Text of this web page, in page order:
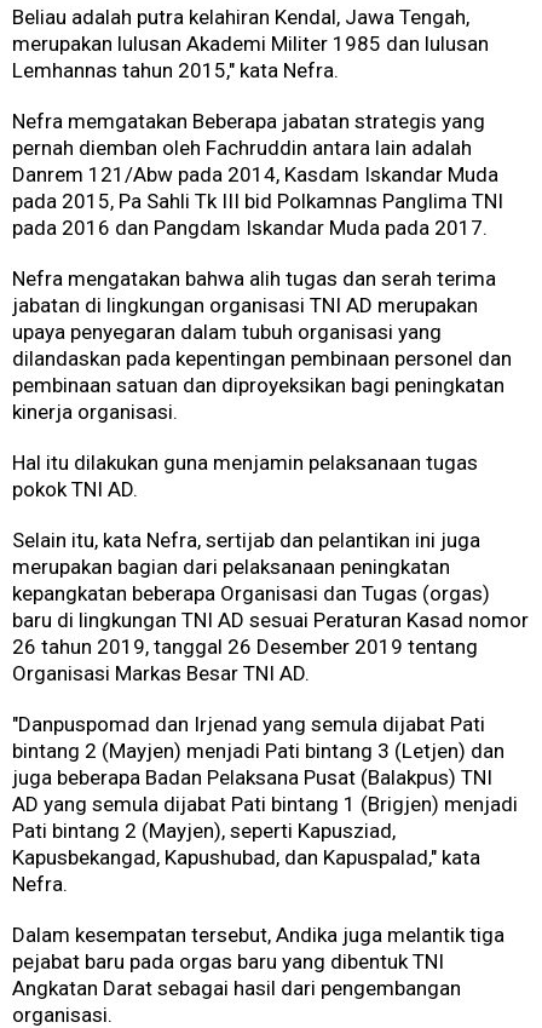
Beliau adalah putra kelahiran Kendal, Jawa Tengah,
merupakan lulusan Akademi Militer 1985 dan lulusan
Lemhannas tahun 2015," kata Nefra.
Nefra memgatakan Beberapa jabatan strategis yang
pernah diemban oleh Fachruddin antara lain adalah
Danrem 121/Abw pada 2014, Kasdam Iskandar Muda
pada 2015, Pa Sahli Tk III bid Polkamnas Panglima TNI
pada 2016 dan Pangdam Iskandar Muda pada 2017.
Nefra mengatakan bahwa alih tugas dan serah terima
jabatan di lingkungan organisasi TNI AD merupakan
upaya penyegaran dalam tubuh organisasi yang
dilandaskan pada kepentingan pembinaan personel dan
pembinaan satuan dan diproyeksikan bagi peningkatan
kinerja organisasi.
Hal itu dilakukan guna menjamin pelaksanaan tugas
pokok TNI AD.
Selain itu, kata Nefra, sertijab dan pelantikan ini juga
merupakan bagian dari pelaksanaan peningkatan
kepangkatan beberapa Organisasi dan Tugas (orgas)
baru di lingkungan TNI AD sesuai Peraturan Kasad nomor
26 tahun 2019, tanggal 26 Desember 2019 tentang
Organisasi Markas Besar TNI AD.
"Danpuspomad dan Irjenad yang semula dijabat Pati
bintang 2 (Mayjen) menjadi Pati bintang 3 (Letjen) dan
juga beberapa Badan Pelaksana Pusat (Balakpus) TNI
AD yang semula dijabat Pati bintang 1 (Brigjen) menjadi
Pati bintang 2 (Mayjen), seperti Kapusziad,
Kapusbekangad, Kapushubad, dan Kapuspalad," kata
Nefra.
Dalam kesempatan tersebut, Andika juga melantik tiga
pejabat baru pada orgas baru yang dibentuk TNI
Angkatan Darat sebagai hasil dari pengembangan
organisasi.